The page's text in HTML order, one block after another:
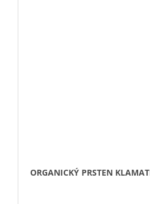
ORGANICKÝ PRSTEN